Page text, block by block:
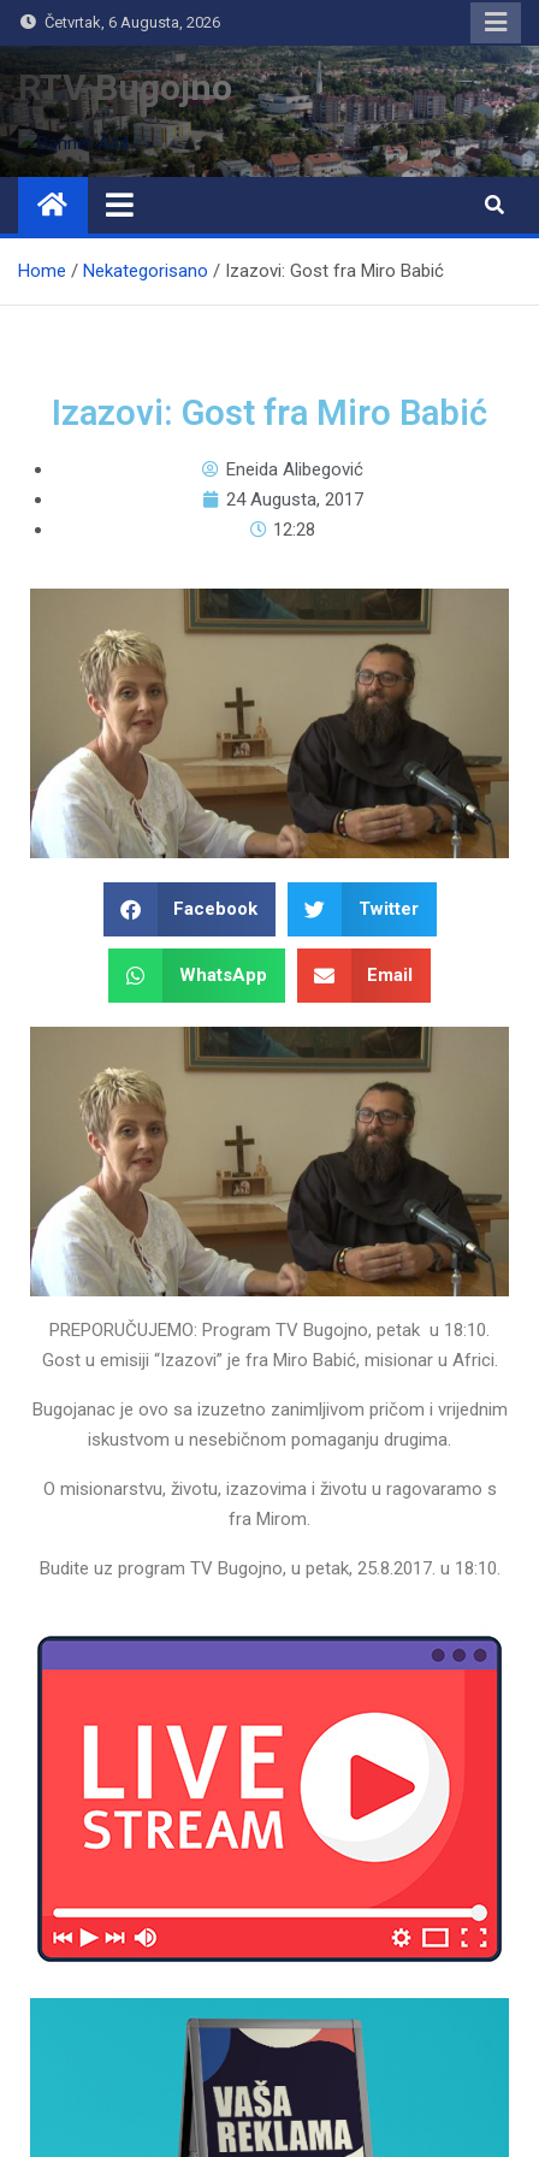
Četvrtak, 6 Augusta, 2026
RTV Bugojno
Home Nekategorisano Izazovi: Gost fra Miro Babić
Izazovi: Gost fra Miro Babić
Eneida Alibegović
24 Augusta, 2017
12:28
Facebook Twitter
WhatsApp Email
PREPORUČUJEMO: Program TV Bugojno, petak u 18:10.
Gost u emisiji “Izazovi” je fra Miro Babić, misionar u Africi.
Bugojanac je ovo sa izuzetno zanimljivom pričom i vrijednim
iskustvom u nesebičnom pomaganju drugima.
O misionarstvu, životu, izazovima i životu u ragovaramo s
fra Mirom.
Budite uz program TV Bugojno, u petak, 25.8.2017. u 18:10.